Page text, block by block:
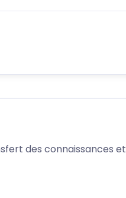
des connaissances